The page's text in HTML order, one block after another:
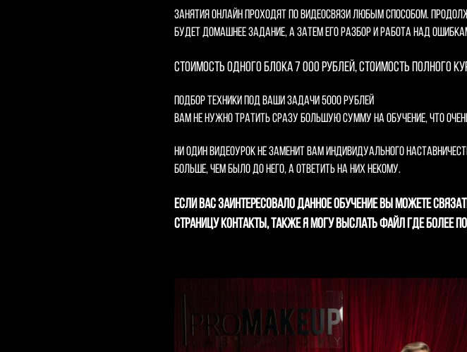
Занятия онлайн проходят по видеосвязи любым способом.
будет домашнее задание, а затем его разбор и работа над
Стоимость одного блока 7 000 рублей, стоимость полного
Подбор техники под ваши задачи 5000 рублей
Вам не нужно тратить сразу большую сумму на обучение, что
Ни один видеоурок не заменит вам индивидуального
больше, чем было до него, а ответить на них некому.
Если вас заинтересовало данное обучение вы можете
страницуКОНТАКТЫ, также я могу выслать файл где более